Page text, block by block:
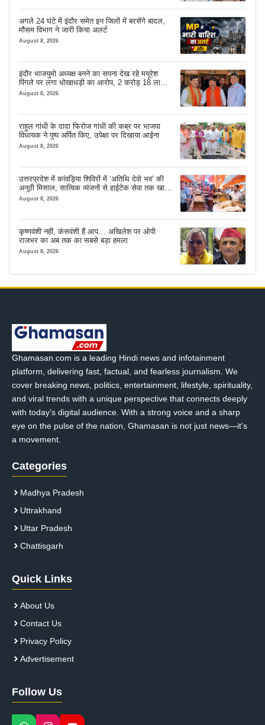
अगले 24 घंटे में इंदौर समेत इन जिलों में बरसेंगे बादल,
मौसम विभाग ने जारी किया अलर्ट
August 8, 2026
इंदौर भाजयुमो अध्यक्ष बनने का सपना देख रहे मयूरेश
पिंगले पर लगा धोखाधड़ी का आरोप, 2 करोड़ 18 लाख
लेने के बाद भी नहीं दिया जमीन का कब्जा
August 8, 2026
राहुल गांधी के दादा फिरोज गांधी की कब्र पर भाजपा
विधायक ने पुष्प अर्पित किए, उपेक्षा पर दिखाया आईना
August 8, 2026
उत्तरप्रदेश में कांवड़िया शिविरों में ‘अतिथि देवो भव’ की
अनूठी मिसाल, सात्विक व्यंजनों से हाईटेक सेवा तक खास
इंतजाम
August 8, 2026
कृष्णवंशी नहीं, कंसवंशी हैं आप… अखिलेश पर ओपी
राजभर का अब तक का सबसे बड़ा हमला
August 8, 2026
Ghamasan.com is a leading Hindi news and infotainment
platform, delivering fast, factual, and fearless journalism. We
cover breaking news, politics, entertainment, lifestyle, spirituality,
and viral trends with a unique perspective that connects deeply
with today’s digital audience. With a strong voice and a sharp
eye on the pulse of the nation, Ghamasan is not just news—it’s
a movement.
Categories
Madhya Pradesh
Uttrakhand
Uttar Pradesh
Chattisgarh
Quick Links
About Us
Contact Us
Privacy Policy
Advertisement
Follow Us